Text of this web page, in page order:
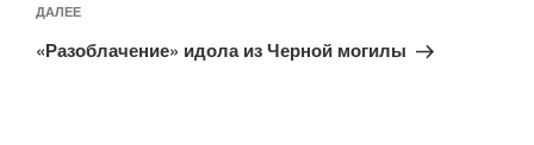
Следующая
запись
ДАЛЕЕ
«Разоблачение» идола из Черной могилы